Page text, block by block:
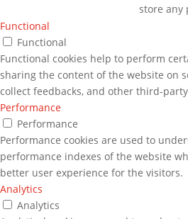
store any
Functional
Functional
Functional cookies help to perform
sharing the content of the website on
collect feedbacks, and other third-
Performance
Performance
Performance cookies are used to
performance indexes of the website
better user experience for the visitors.
Analytics
Analytics